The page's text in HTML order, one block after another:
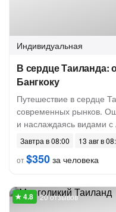
Индивидуальная
В сердце Таиланда:
Бангкоку
Путешествие в сердце
современных рынков.
и наслаждаясь видами с
Завтра в 08:00
13 авг в
от$350 за человека
20 отзывов